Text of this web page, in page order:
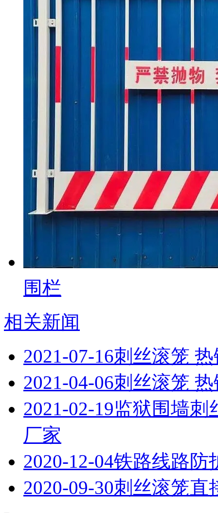
围栏
相关新闻
2021-07-16刺丝滚笼
2021-04-06刺丝滚笼
2021-02-19监狱围墙刺
厂家
2020-12-04铁路线路防
2020-09-30刺丝滚笼直